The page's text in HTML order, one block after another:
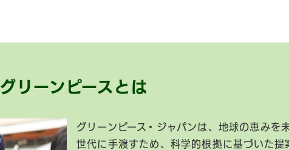
グリーンピースとは
グリーンピース・ジャパンは、地球の恵みを
世代に手渡すため、科学的根拠に基づいた提